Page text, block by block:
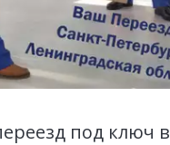
под ключ в